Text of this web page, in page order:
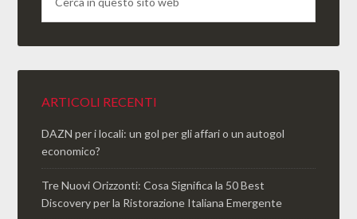
ARTICOLI RECENTI
DAZN per i locali: un gol per gli affari o un autogol
economico?
Tre Nuovi Orizzonti: Cosa Significa la 50 Best
Discovery per la Ristorazione Italiana Emergente